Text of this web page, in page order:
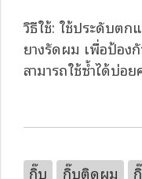
วิธีใช้: ใช้ประดับต
ยางรัดผม เพื่อป้อง
สามารถใช้ซ้ำได้บ่อ
กิ๊บ กิ๊บติดผม